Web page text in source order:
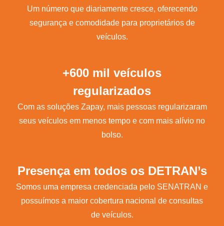
Um número que diariamente cresce, oferecendo
segurança e comodidade para proprietários de
veículos.
+600 mil veículos
regularizados
Com as soluções Zapay, mais pessoas regularizaram
seus veículos em menos tempo e com mais alívio no
bolso.
Presença em todos os DETRAN’s
Somos uma empresa credenciada pelo SENATRAN e
possuímos a maior cobertura nacional de consultas
de veículos.